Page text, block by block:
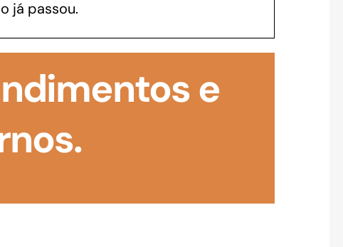
realizar obras, dentre outros serviços
já passou.
e